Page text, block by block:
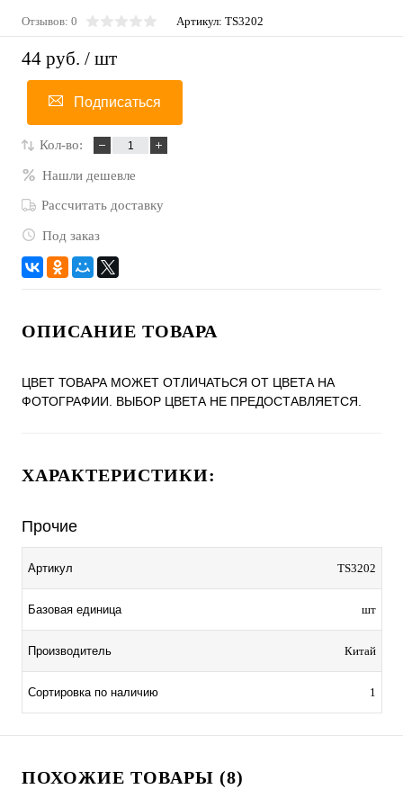
Отзывов: 0 Артикул: TS3202
44 руб. / шт
Подписаться
Кол-во:
Нашли дешевле
Рассчитать доставку
Под заказ
ОПИСАНИЕ ТОВАРА
ЦВЕТ ТОВАРА МОЖЕТ ОТЛИЧАТЬСЯ ОТ ЦВЕТА НА
ФОТОГРАФИИ. ВЫБОР ЦВЕТА НЕ ПРЕДОСТАВЛЯЕТСЯ.
ХАРАКТЕРИСТИКИ:
Прочие
Артикул TS3202
Базовая единица шт
Производитель Китай
Сортировка по наличию 1
ПОХОЖИЕ ТОВАРЫ (8)